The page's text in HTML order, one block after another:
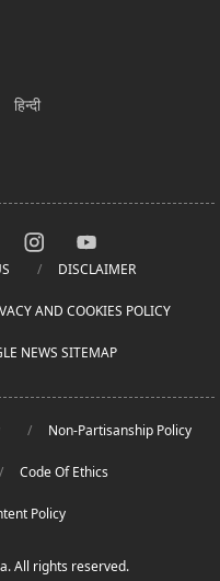
हिन्दी
DISCLAIMER
AND COOKIES POLICY
NEWS SITEMAP
Non-Partisanship Policy
Code Of Ethics
Policy
All rights reserved.